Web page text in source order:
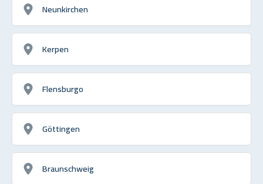
Neunkirchen
Kerpen
Flensburgo
Göttingen
Braunschweig